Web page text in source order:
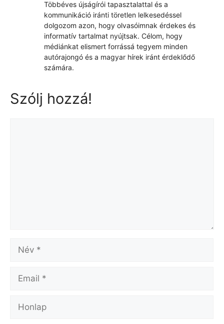
Többéves újságírói tapasztalattal és a
kommunikáció iránti töretlen lelkesedéssel
dolgozom azon, hogy olvasóimnak érdekes és
informatív tartalmat nyújtsak. Célom, hogy
médiánkat elismert forrássá tegyem minden
autórajongó és a magyar hírek iránt érdeklődő
számára.
Szólj hozzá!
Név
Email
Honlap